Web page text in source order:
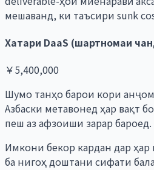
мешаванд, ки таъсири sunk
Хатари DaaS (шартномаи
￥5,400,000
Шумо танҳо барои кори
Азбаски метавонед ҳар вақт
пеш аз афзоиши зарар бароед.
Имкони бекор кардан дар
ба нигоҳ доштани сифати